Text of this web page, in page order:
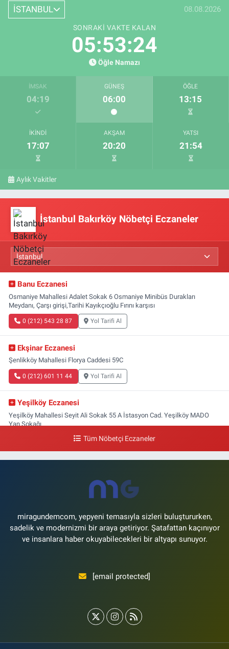
İSTANBUL 08.08.2026
SONRAKI VAKTE KALAN
05:53:23
Öğle Namazı
İMSAK
04:19
GÜNEŞ
06:00
ÖĞLE
13:15
İKINDI
17:07
AKŞAM
20:20
YATSI
21:54
Aylık Vakitler
İstanbul Bakırköy Nöbetçi Eczaneler
Banu Eczanesi
Osmaniye Mahallesi Adalet Sokak 6 Osmaniye Minibüs Durakları
Meydanı, Çarşı girişi,Tarihi Kayıkçıoğlu Fırını karşısı
0 (212) 543 28 87 Yol Tarifi Al
Ekşinar Eczanesi
Şenlikköy Mahallesi Florya Caddesi 59C
0 (212) 601 11 44 Yol Tarifi Al
Yeşilköy Eczanesi
Yeşilköy Mahallesi Seyit Ali Sokak 55 A İstasyon Cad. Yeşilköy MADO
Yan Sokağı
Yol Tarifi Al
Ataköy 3-4-11. Kısım Mahallesi Dr. Remzi Kazancıgil Caddesi Ataköy
4.Kısım Çarşısı No:12 Ataköy 4.Kısım Çarşısı
Tüm Nöbetçi Eczaneler
miragundemcom, yepyeni temasıyla sizleri buluştururken,
sadelik ve modernizmi bir araya getiriyor. Şatafattan kaçınıyor
ve insanlara haber okuyabilecekleri bir altyapı sunuyor.
[email protected]